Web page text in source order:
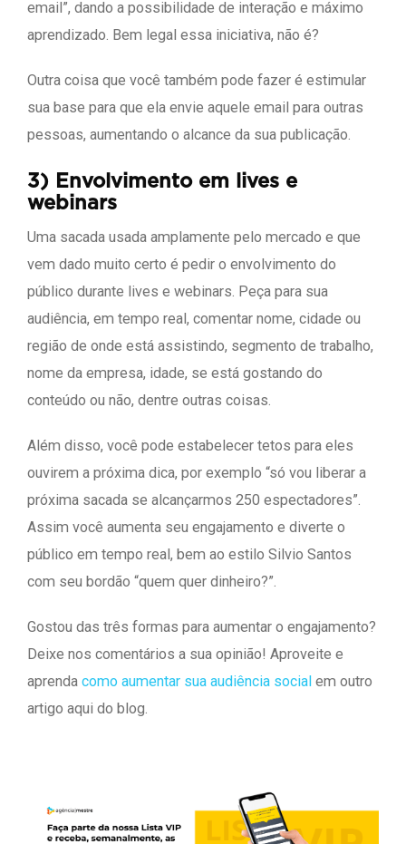
email”, dando a possibilidade de interação e máximo
aprendizado. Bem legal essa iniciativa, não é?
Outra coisa que você também pode fazer é estimular
sua base para que ela envie aquele email para outras
pessoas, aumentando o alcance da sua publicação.
3) Envolvimento em lives e
webinars
Uma sacada usada amplamente pelo mercado e que
vem dado muito certo é pedir o envolvimento do
público durante lives e webinars. Peça para sua
audiência, em tempo real, comentar nome, cidade ou
região de onde está assistindo, segmento de trabalho,
nome da empresa, idade, se está gostando do
conteúdo ou não, dentre outras coisas.
Além disso, você pode estabelecer tetos para eles
ouvirem a próxima dica, por exemplo “só vou liberar a
próxima sacada se alcançarmos 250 espectadores”.
Assim você aumenta seu engajamento e diverte o
público em tempo real, bem ao estilo Silvio Santos
com seu bordão “quem quer dinheiro?”.
Gostou das três formas para aumentar o engajamento?
Deixe nos comentários a sua opinião! Aproveite e
aprenda como aumentar sua audiência social em outro
artigo aqui do blog.